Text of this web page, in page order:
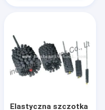
Elastyczna szczotka